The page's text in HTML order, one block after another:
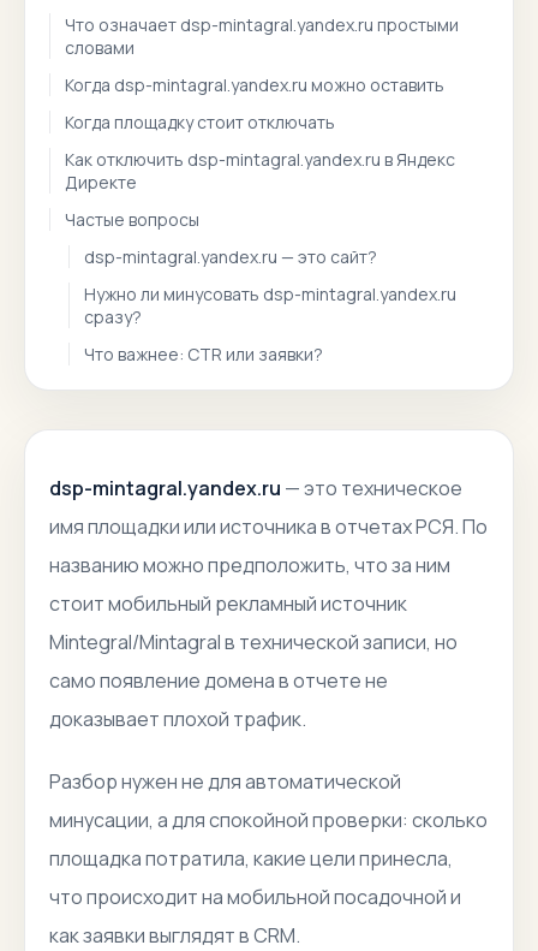
Что означает dsp-mintagral.yandex.ru простыми
словами
Когда dsp-mintagral.yandex.ru можно оставить
Когда площадку стоит отключать
Как отключить dsp-mintagral.yandex.ru в Яндекс
Директе
Частые вопросы
dsp-mintagral.yandex.ru — это сайт?
Нужно ли минусовать dsp-mintagral.yandex.ru
сразу?
Что важнее: CTR или заявки?
dsp-mintagral.yandex.ru — это техническое
имя площадки или источника в отчетах РСЯ. По
названию можно предположить, что за ним
стоит мобильный рекламный источник
Mintegral/Mintagral в технической записи, но
само появление домена в отчете не
доказывает плохой трафик.
Разбор нужен не для автоматической
минусации, а для спокойной проверки: сколько
площадка потратила, какие цели принесла,
что происходит на мобильной посадочной и
как заявки выглядят в CRM.